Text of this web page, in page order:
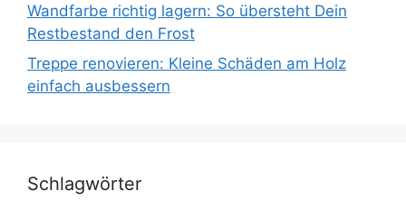
Wandfarbe richtig lagern: So übersteht Dein
Restbestand den Frost
Treppe renovieren: Kleine Schäden am Holz
einfach ausbessern
Schlagwörter